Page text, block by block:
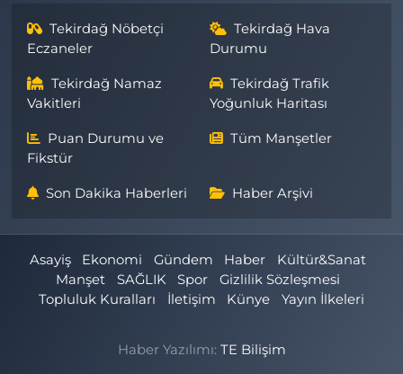
Tekirdağ Nöbetçi
Eczaneler
Tekirdağ Hava
Durumu
Tekirdağ Namaz
Vakitleri
Tekirdağ Trafik
Yoğunluk Haritası
Puan Durumu ve
Fikstür
Tüm Manşetler
Son Dakika Haberleri Haber Arşivi
Asayiş Ekonomi Gündem Haber
Kültür&Sanat
Manşet
SAĞLIK Spor
Gizlilik Sözleşmesi
Topluluk Kuralları
İletişim Künye Yayın İlkeleri
Haber Yazılımı: TE Bilişim